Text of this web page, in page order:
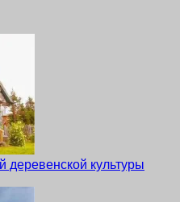
деревенской культуры